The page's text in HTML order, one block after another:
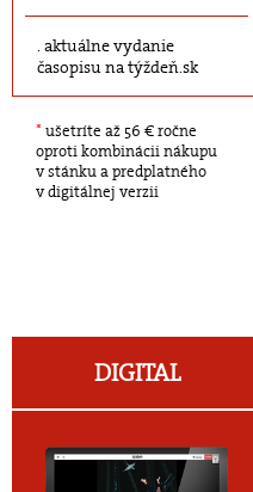
aktuálne vydanie
časopisu na týždeň.sk
* ušetríte až 56 € ročne
oproti kombinácii nákupu
v stánku a predplatného
v digitálnej verzii
DIGITAL